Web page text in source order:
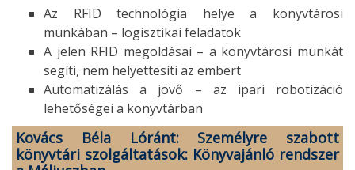
Az RFID technológia helye a könyvtárosi
munkában – logisztikai feladatok
A jelen RFID megoldásai – a könyvtárosi munkát
segíti, nem helyettesíti az embert
Automatizálás a jövő – az ipari robotizáció
lehetőségei a könyvtárban
Kovács Béla Lóránt: Személyre szabott
könyvtári szolgáltatások: Könyvajánló rendszer